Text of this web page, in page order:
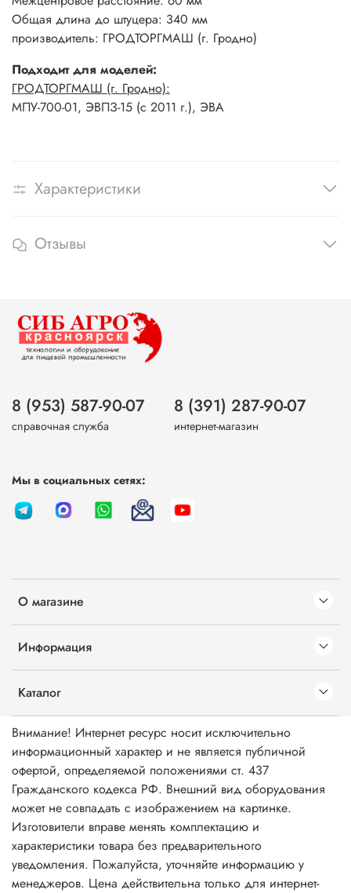
Общая длина до штуцера: 340 мм
производитель: ГРОДТОРГМАШ (г. Гродно)
Подходит для моделей:
ГРОДТОРГМАШ (г. Гродно):
МПУ-700-01, ЭВПЗ-15 (с 2011 г.), ЭВА
Характеристики
Отзывы
О магазине
Информация
Каталог
8 (953) 587-90-07
справочная служба
8 (391) 287-90-07
интернет-магазин
Мы в социальных сетях:
Внимание! Интернет ресурс носит исключительно
информационный характер и не является публичной
офертой, определяемой положениями ст. 437
Гражданского кодекса РФ. Внешний вид оборудования
может не совпадать с изображением на картинке.
Изготовители вправе менять комплектацию и
характеристики товара без предварительного
уведомления. Пожалуйста, уточняйте информацию у
менеджеров. Цена действительна только для интернет-